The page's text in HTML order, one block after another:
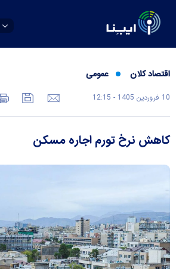
اقتصاد کلان عمومی
10 فروردين 1405 - 12:15
کاهش نرخ تورم اجاره مسکن